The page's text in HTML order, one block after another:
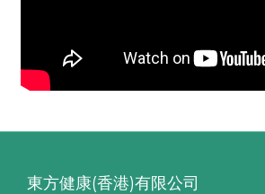
東方健康(香港)有限公司